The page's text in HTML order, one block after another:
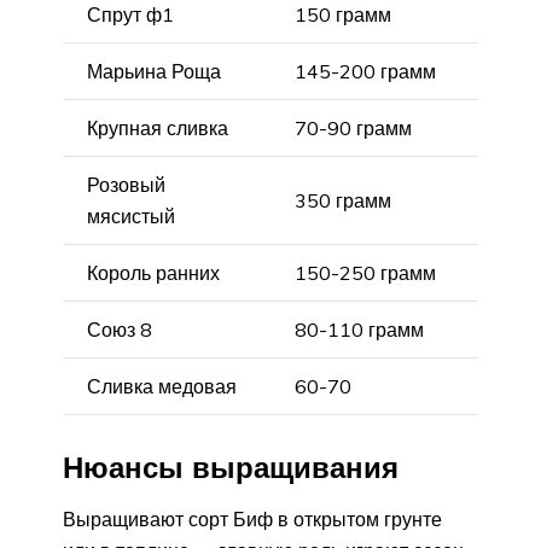
Спрут ф1 150 грамм
Марьина Роща 145-200 грамм
Крупная сливка 70-90 грамм
Розовый
мясистый
350 грамм
Король ранних 150-250 грамм
Союз 8 80-110 грамм
Сливка медовая 60-70
Нюансы выращивания
Выращивают сорт Биф в открытом грунте